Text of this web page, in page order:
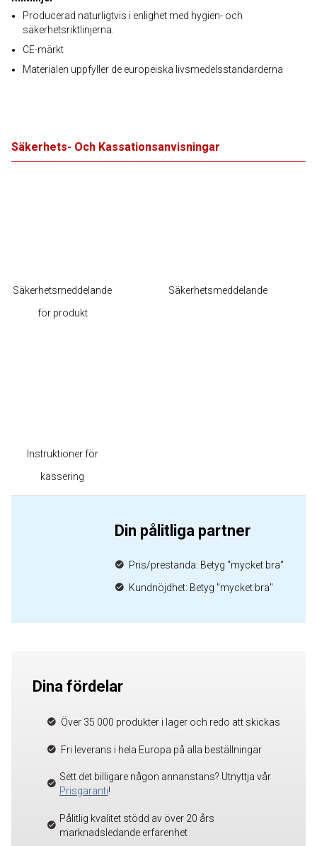
Producerad naturligtvis i enlighet med hygien- och
säkerhetsriktlinjerna.
CE-märkt
Materialen uppfyller de europeiska livsmedelsstandarderna
Säkerhets- Och Kassationsanvisningar
Säkerhetsmeddelande
för produkt
Säkerhetsmeddelande
Instruktioner för
kassering
Din pålitliga partner
Pris/prestanda: Betyg "mycket bra"
Kundnöjdhet: Betyg "mycket bra"
Dina fördelar
Över 35 000 produkter i lager och redo att skickas
Fri leverans i hela Europa på alla beställningar
Sett det billigare någon annanstans? Utnyttja vår
Prisgaranti!
Pålitlig kvalitet stödd av över 20 års
marknadsledande erfarenhet